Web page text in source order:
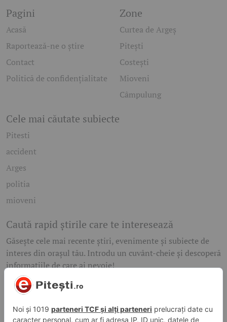
Pagini
Acasă
Raportează-ne o știre
Contact
Politică de confidențialitate
Zone
Curtea de Argeș
Pitești
Costești
Mioveni
Câmpulung
Cele mai căutate subiecte
Pitesti
accident
Arges
politia
mioveni
Caută rapid știrile care te interesează
Găsește cele mai recente știri, evenimente și subiecte de
interes din orașul tău. Introdu un cuvânt-cheie și descoperă
informațiile de care ai nevoie!
Caută